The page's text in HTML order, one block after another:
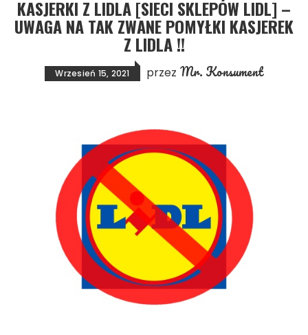
KASJERKI Z LIDLA [SIECI SKLEPÓW LIDL] –
UWAGA NA TAK ZWANE POMYŁKI KASJEREK
Z LIDLA !!
Wrzesień 15, 2021 przez Mr. Konsument